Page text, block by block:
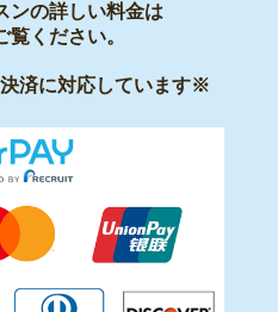
ンの詳しい料金は
覧ください。
済に対応しています※